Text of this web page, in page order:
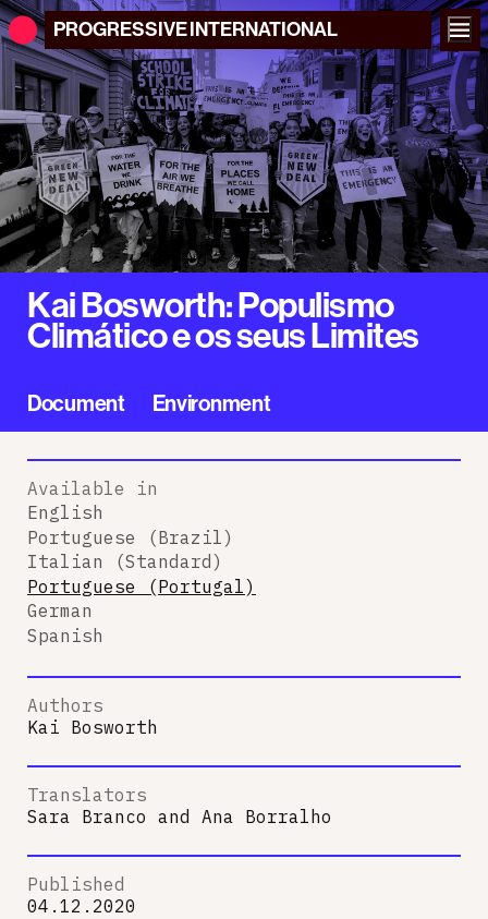
PROGRESSIVEINTERNATIONAL
Kai Bosworth: Populismo
Climático e os seus Limites
Document Environment
Available in
English
Portuguese (Brazil)
Italian (Standard)
Portuguese (Portugal)
German
Spanish
Authors
Kai Bosworth
Translators
Sara Branco and Ana Borralho
Published
04.12.2020